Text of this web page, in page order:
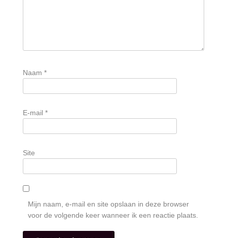
Naam *
E-mail *
Site
Mijn naam, e-mail en site opslaan in deze browser
voor de volgende keer wanneer ik een reactie plaats.